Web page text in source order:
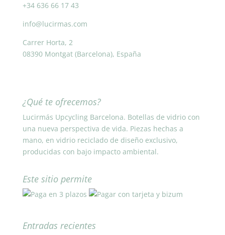
+34 636 66 17 43
info@lucirmas.com
Carrer Horta, 2
08390 Montgat (Barcelona), España
¿Qué te ofrecemos?
Lucirmás Upcycling Barcelona. Botellas de vidrio con
una nueva perspectiva de vida. Piezas hechas a
mano, en vidrio reciclado de diseño exclusivo,
producidas con bajo impacto ambiental.
Este sitio permite
Entradas recientes